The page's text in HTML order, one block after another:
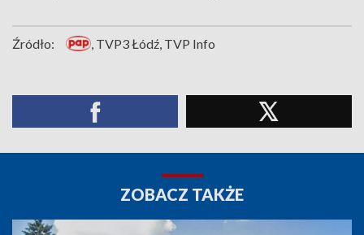
Źródło: , TVP3 Łódź, TVP Info
ZOBACZ TAKŻE